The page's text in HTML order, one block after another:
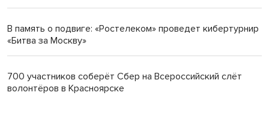
В память о подвиге: «Ростелеком» проведет кибертурнир
«Битва за Москву»
700 участников соберёт Сбер на Всероссийский слёт
волонтёров в Красноярске